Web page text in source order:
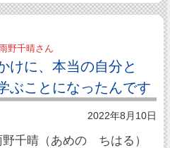
野千晴さん
けに、本当の自分と
ぶことになったんです
2022年8月10日
野千晴（あめの ちはる）